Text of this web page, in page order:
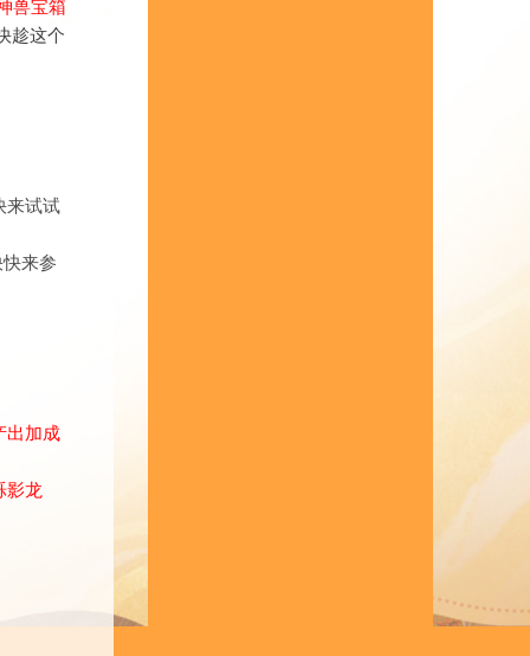
兽宝箱
趁这个
来试试
来参
出加成
影龙